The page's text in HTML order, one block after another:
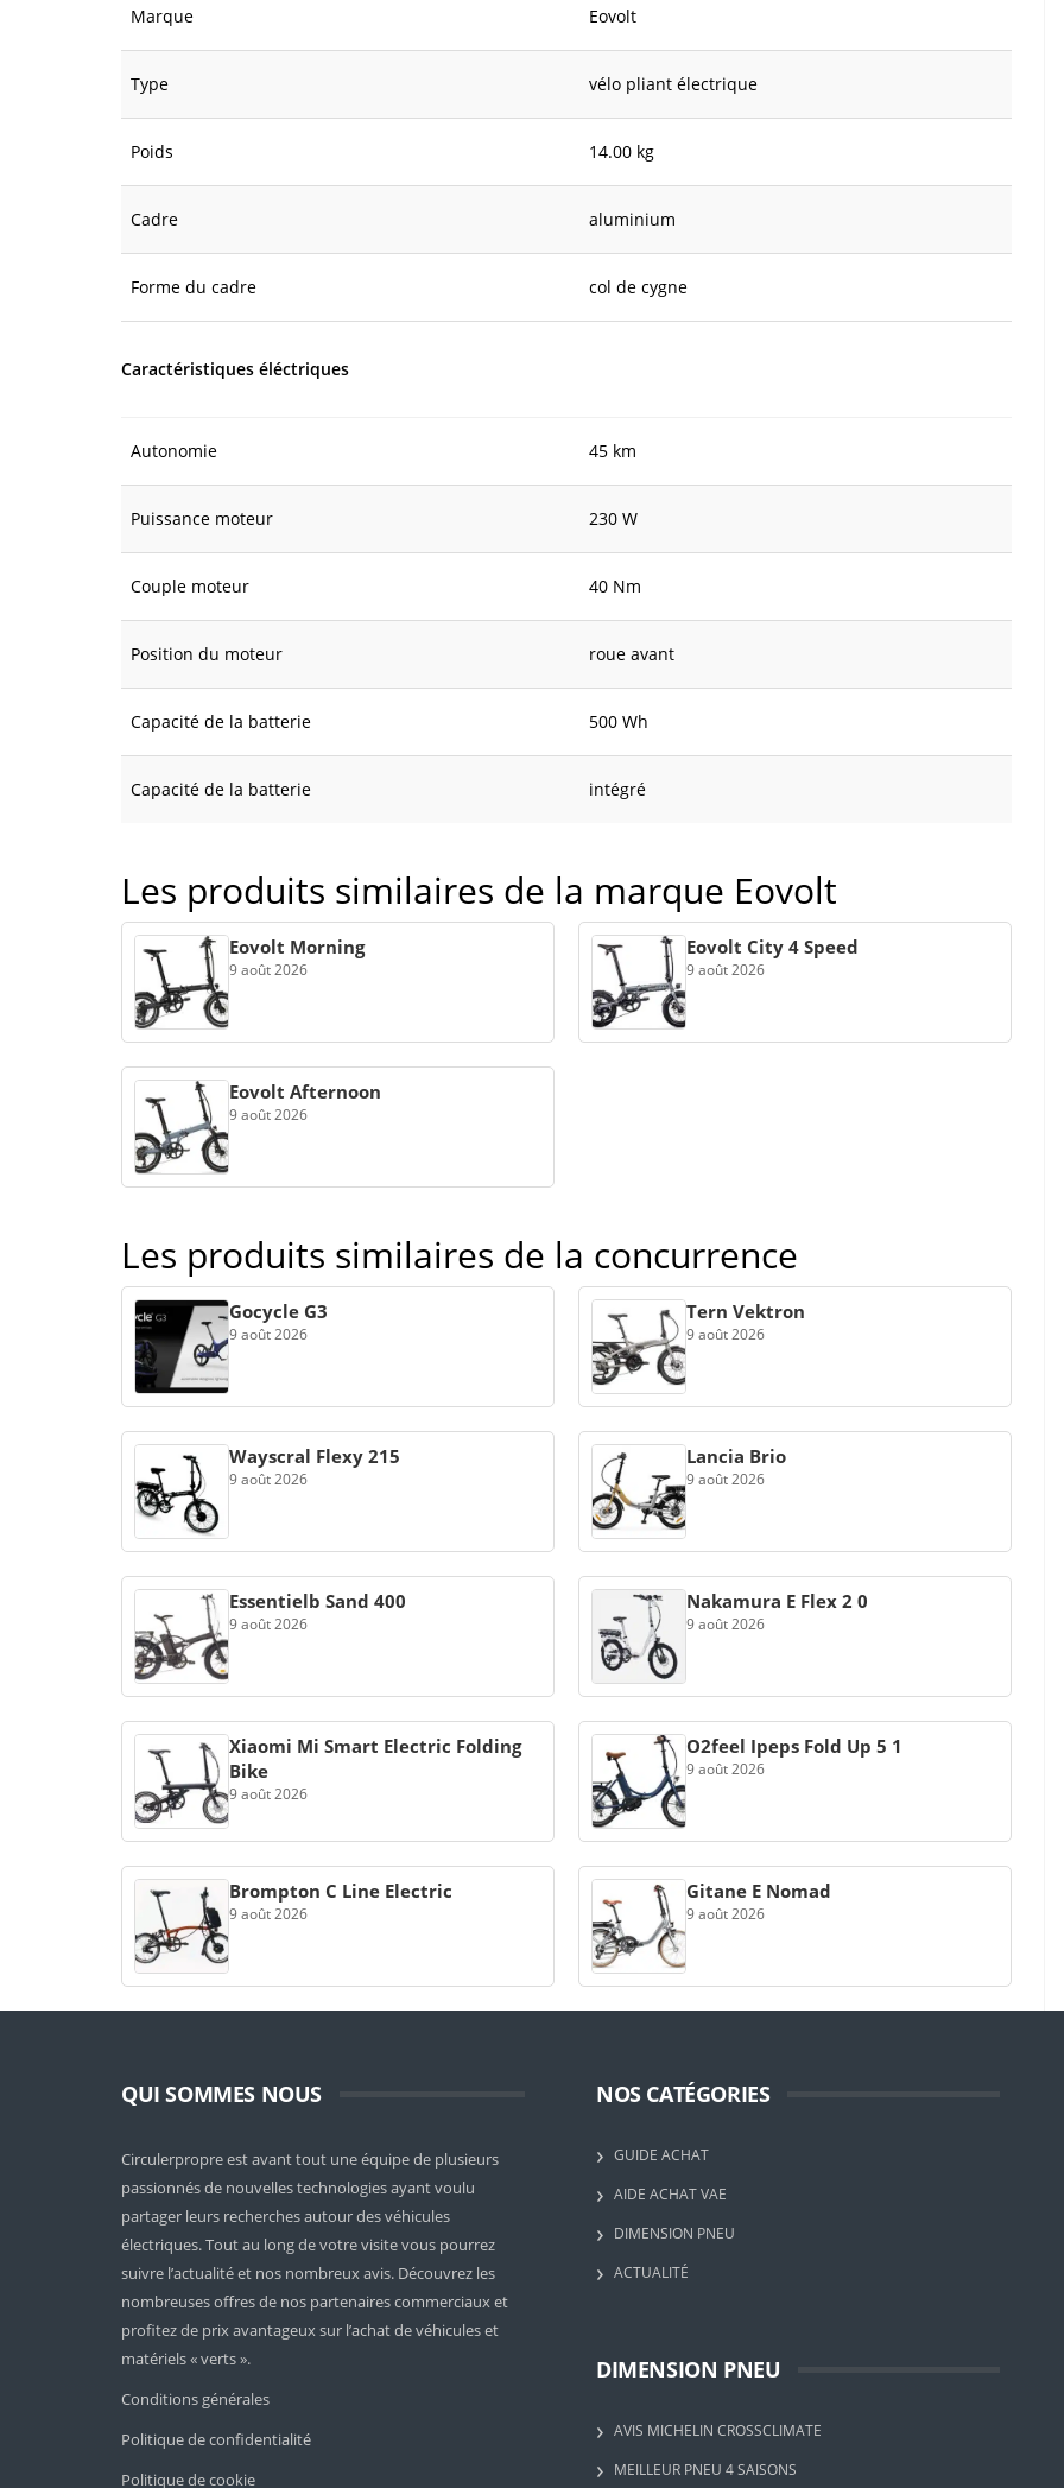
Marque Eovolt
Type vélo pliant électrique
Poids 14.00 kg
Cadre aluminium
Forme du cadre col de cygne
Caractéristiques éléctriques
Autonomie 45 km
Puissance moteur 230 W
Couple moteur 40 Nm
Position du moteur roue avant
Capacité de la batterie 500 Wh
Capacité de la batterie intégré
Les produits similaires de la marque Eovolt
Eovolt Morning
9 août 2026
Eovolt City 4 Speed
9 août 2026
Eovolt Afternoon
9 août 2026
Les produits similaires de la concurrence
Gocycle G3
9 août 2026
Tern Vektron
9 août 2026
Wayscral Flexy 215
9 août 2026
Lancia Brio
9 août 2026
Essentielb Sand 400
9 août 2026
Nakamura E Flex 2 0
9 août 2026
Xiaomi Mi Smart Electric Folding
Bike
9 août 2026
O2feel Ipeps Fold Up 5 1
9 août 2026
Brompton C Line Electric
9 août 2026
Gitane E Nomad
9 août 2026
QUI SOMMES NOUS
Circulerpropre est avant tout une équipe de plusieurs
passionnés de nouvelles technologies ayant voulu
partager leurs recherches autour des véhicules
électriques. Tout au long de votre visite vous pourrez
suivre l’actualité et nos nombreux avis. Découvrez les
nombreuses offres de nos partenaires commerciaux et
profitez de prix avantageux sur l’achat de véhicules et
matériels « verts ».
Conditions générales
Politique de confidentialité
Politique de cookie
NOS CATÉGORIES
GUIDE ACHAT
AIDE ACHAT VAE
DIMENSION PNEU
ACTUALITÉ
DIMENSION PNEU
AVIS MICHELIN CROSSCLIMATE
MEILLEUR PNEU 4 SAISONS